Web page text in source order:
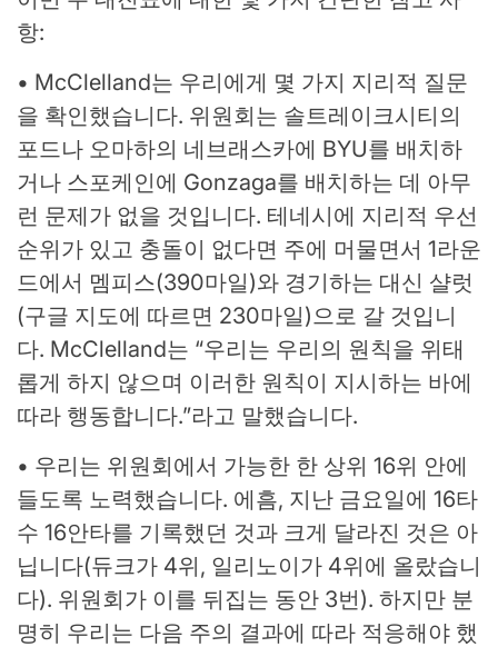
항:
• McClelland는 우리에게 몇 가지 지리적 질문
을 확인했습니다. 위원회는 솔트레이크시티의
포드나 오마하의 네브래스카에 BYU를 배치하
거나 스포케인에 Gonzaga를 배치하는 데 아무
런 문제가 없을 것입니다. 테네시에 지리적 우선
순위가 있고 충돌이 없다면 주에 머물면서 1라운
드에서 멤피스(390마일)와 경기하는 대신 샬럿
(구글 지도에 따르면 230마일)으로 갈 것입니
다. McClelland는 “우리는 우리의 원칙을 위태
롭게 하지 않으며 이러한 원칙이 지시하는 바에
따라 행동합니다.”라고 말했습니다.
• 우리는 위원회에서 가능한 한 상위 16위 안에
들도록 노력했습니다. 에흠, 지난 금요일에 16타
수 16안타를 기록했던 것과 크게 달라진 것은 아
닙니다(듀크가 4위, 일리노이가 4위에 올랐습니
다). 위원회가 이를 뒤집는 동안 3번). 하지만 분
명히 우리는 다음 주의 결과에 따라 적응해야 했